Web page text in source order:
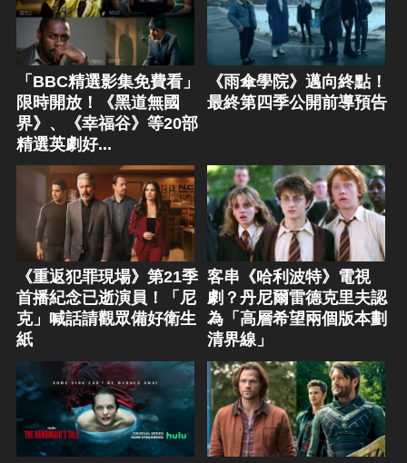
「BBC精選影集免費看」
限時開放！《黑道無國
界》、《幸福谷》等20部
精選英劇好...
《雨傘學院》邁向終點！
最終第四季公開前導預告
《重返犯罪現場》第21季
首播紀念已逝演員！「尼
克」喊話請觀眾備好衛生
紙
客串《哈利波特》電視
劇？丹尼爾雷德克里夫認
為「高層希望兩個版本劃
清界線」